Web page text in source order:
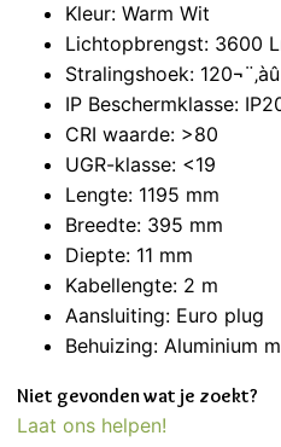
Kleur: Warm Wit
Lichtopbrengst: 3600
Stralingshoek: 120¬¨‚àû
IP Beschermklasse:
CRI waarde: >80
UGR-klasse: <19
Lengte: 1195 mm
Breedte: 395 mm
Diepte: 11 mm
Kabellengte: 2 m
Aansluiting: Euro plug
Behuizing: Aluminium
Niet gevonden wat je zoekt?
Laat ons helpen!